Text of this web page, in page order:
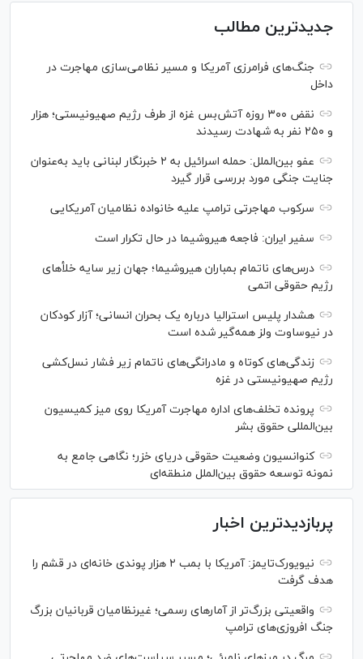
جدیدترین مطالب
جنگ‌های فرامرزی آمریکا و مسیر نظامی‌سازی مهاجرت در
داخل
نقض ۳۰۰ روزه آتش‌بس غزه از طرف رژیم صهیونیستی؛ هزار
و ۲۵۰ نفر به شهادت رسیدند
عفو بین‌الملل: حمله اسرائیل به ۲ خبرنگار لبنانی باید به‌عنوان
جنایت جنگی مورد بررسی قرار گیرد
سرکوب مهاجرتی ترامپ علیه خانواده نظامیان آمریکایی
سفیر ایران: فاجعه هیروشیما در حال تکرار است
درس‌های ناتمام بمباران هیروشیما؛ جهان زیر سایه خلأ‌های
رژیم حقوقی اتمی
هشدار پلیس استرالیا درباره یک بحران انسانی؛ آزار کودکان
در نیوساوت ولز همه‌گیر شده است
زندگی‌های کوتاه و مادرانگی‌های ناتمام زیر فشار نسل‌کشی
رژیم صهیونیستی در غزه
پرونده تخلف‌های اداره مهاجرت آمریکا روی میز کمیسیون
بین‌المللی حقوق بشر
کنوانسیون وضعیت حقوقی دریای خزر؛ نگاهی جامع به
نمونه توسعه حقوق بین‌الملل منطقه‌ای
پربازدیدترین اخبار
نیویورک‌تایمز: آمریکا با بمب ۲ هزار پوندی خانه‌ای در قشم را
هدف گرفت
واقعیتی بزرگ‌تر از آمار‌های رسمی؛ غیرنظامیان قربانیان بزرگ
جنگ افروزی‌های ترامپ